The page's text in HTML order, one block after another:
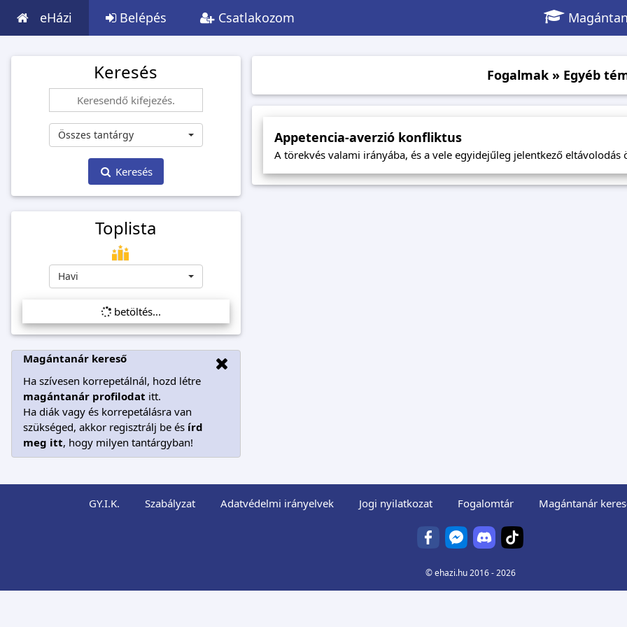
eHázi Belépés Csatlakozom
Keresés
Összes tantárgy
Keresés
Toplista
Havi
betöltés...
Magántanár kereső
Ha szívesen korrepetálnál, hozd létre
magántanár profilodat itt.
Ha diák vagy és korrepetálásra van
szükséged, akkor regisztrálj be és írd
meg itt, hogy milyen tantárgyban!
Fogalmak » Egyéb
Appetencia-averzió konfliktus
A törekvés valami irányába, és a vele egyidejűleg jelentkező eltávolodás
GY.I.K. Szabályzat Adatvédelmi irányelvek Jogi nyilatkozat Fogalomtár Magántanár
©ehazi.hu2016 - 2026